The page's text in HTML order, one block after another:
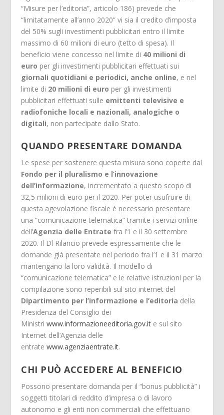
“Misure per l’editoria”, articolo 186) prevede che
“limitatamente all’anno 2020” vi sia il credito d’imposta
del 50% sugli investimenti pubblicitari entro il limite
massimo di 60 milioni di euro (tetto di spesa). Il
beneficio viene concesso nel limite di 40 milioni di
euro per gli investimenti pubblicitari effettuati sui
giornali quotidiani e periodici, anche online, e nel
limite di 20 milioni di euro per gli investimenti
pubblicitari effettuati sulle emittenti televisive e
radiofoniche locali e nazionali, analogiche o
digitali, non partecipate dallo Stato.
QUANDO PRESENTARE DOMANDA
Le spese per sostenere questa misura sono coperte dal
Fondo per il pluralismo e l’innovazione
dell’informazione, incrementato a questo scopo di
32,5 milioni di euro per il 2020. Per poter usufruire di
questa agevolazione fiscale è necessario presentare
una “comunicazione telematica” tramite i servizi online
dell’Agenzia delle Entrate fra l’1 e il 30 settembre
2020. Il Dl Rilancio prevede espressamente che le
domande già presentate nel periodo fra l’1 e il 31 marzo
mantengano la loro validità. Il modello di
“comunicazione telematica” e le relative istruzioni per la
compilazione sono reperibili sul sito internet del
Dipartimento per l’informazione e l’editoria della
Presidenza del Consiglio dei
Ministriwww.informazioneeditoria.gov.it e sul sito
Internet dell’Agenzia delle
entratewww.agenziaentrate.it.
CHI PUÒ ACCEDERE AL BENEFICIO
Possono presentare domanda per il “bonus pubblicità” i
soggetti titolari di reddito d’impresa o di lavoro
autonomo e gli enti non commerciali che effettuano